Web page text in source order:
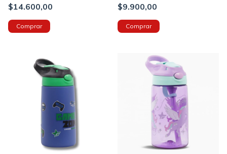
GAMER COLOR ROJO
$14.600,00
AGARRE | KOALA ROSA
$9.900,00